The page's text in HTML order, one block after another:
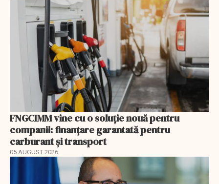
FNGCIMM vine cu o soluție nouă pentru
companii: finanțare garantată pentru
carburant și transport
05 AUGUST 2026